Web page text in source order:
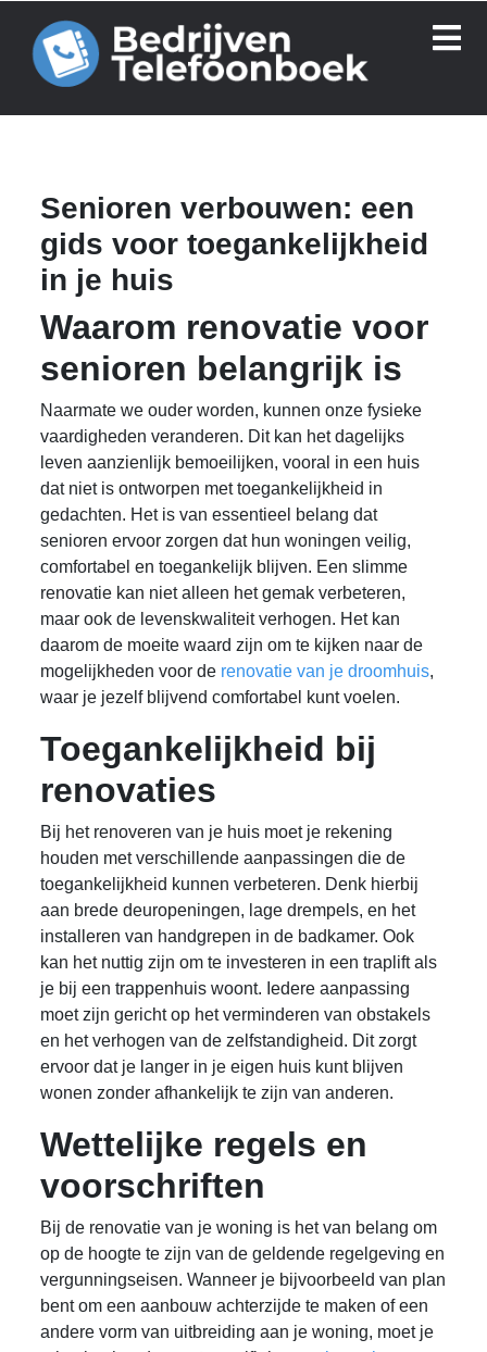
Senioren verbouwen: een
gids voor toegankelijkheid
in je huis
Waarom renovatie voor
senioren belangrijk is
Naarmate we ouder worden, kunnen onze fysieke
vaardigheden veranderen. Dit kan het dagelijks
leven aanzienlijk bemoeilijken, vooral in een huis
dat niet is ontworpen met toegankelijkheid in
gedachten. Het is van essentieel belang dat
senioren ervoor zorgen dat hun woningen veilig,
comfortabel en toegankelijk blijven. Een slimme
renovatie kan niet alleen het gemak verbeteren,
maar ook de levenskwaliteit verhogen. Het kan
daarom de moeite waard zijn om te kijken naar de
mogelijkheden voor de renovatie van je droomhuis,
waar je jezelf blijvend comfortabel kunt voelen.
Toegankelijkheid bij
renovaties
Bij het renoveren van je huis moet je rekening
houden met verschillende aanpassingen die de
toegankelijkheid kunnen verbeteren. Denk hierbij
aan brede deuropeningen, lage drempels, en het
installeren van handgrepen in de badkamer. Ook
kan het nuttig zijn om te investeren in een traplift als
je bij een trappenhuis woont. Iedere aanpassing
moet zijn gericht op het verminderen van obstakels
en het verhogen van de zelfstandigheid. Dit zorgt
ervoor dat je langer in je eigen huis kunt blijven
wonen zonder afhankelijk te zijn van anderen.
Wettelijke regels en
voorschriften
Bij de renovatie van je woning is het van belang om
op de hoogte te zijn van de geldende regelgeving en
vergunningseisen. Wanneer je bijvoorbeeld van plan
bent om een aanbouw achterzijde te maken of een
andere vorm van uitbreiding aan je woning, moet je